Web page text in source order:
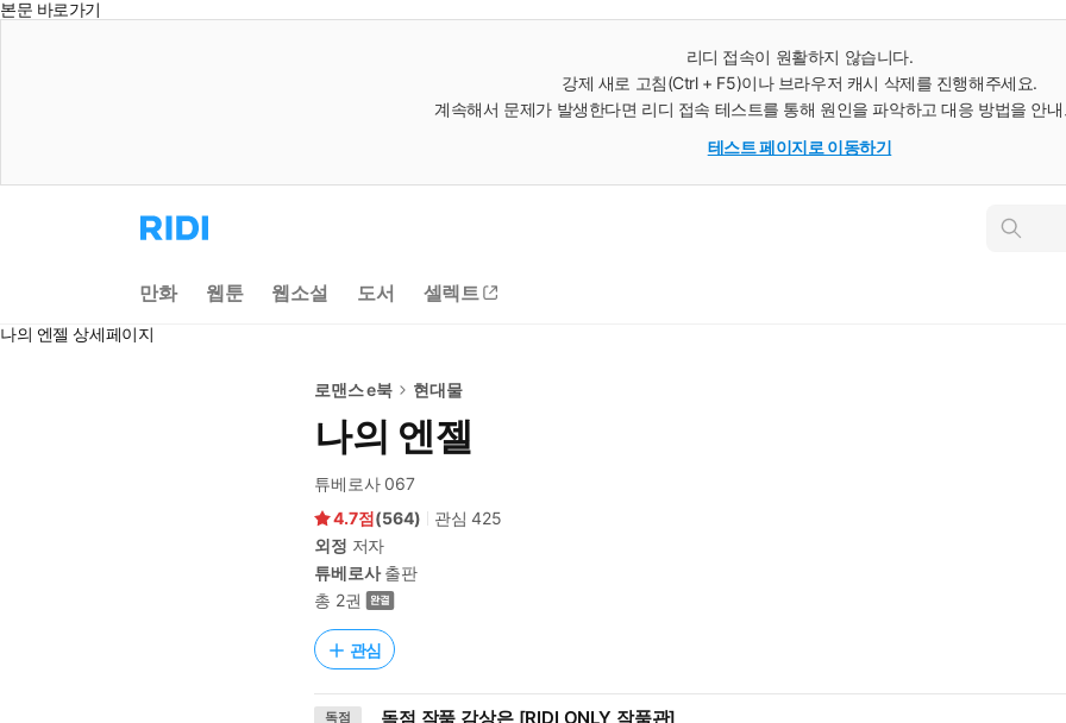
본문 바로가기
리디 접속이 원활하지 않습니다.
강제 새로 고침(Ctrl + F5)이나 브라우저 캐시 삭제를 진행해주세요.
계속해서 문제가 발생한다면 리디 접속 테스트를 통해 원인을 파악하고 대응 방법을 안
테스트 페이지로 이동하기
리
디
으
로
동
인
만화 웹툰 웹소설 도서 셀렉트
나의 엔젤 상세페이지
로맨스 e북 현대물
나의 엔젤
튜베로사 067
4.7
(564) 관심425
외정 저자
튜베로사출판
총 2권
관심
독점 독점 작품 감상은 [RIDI ONLY 작품관]